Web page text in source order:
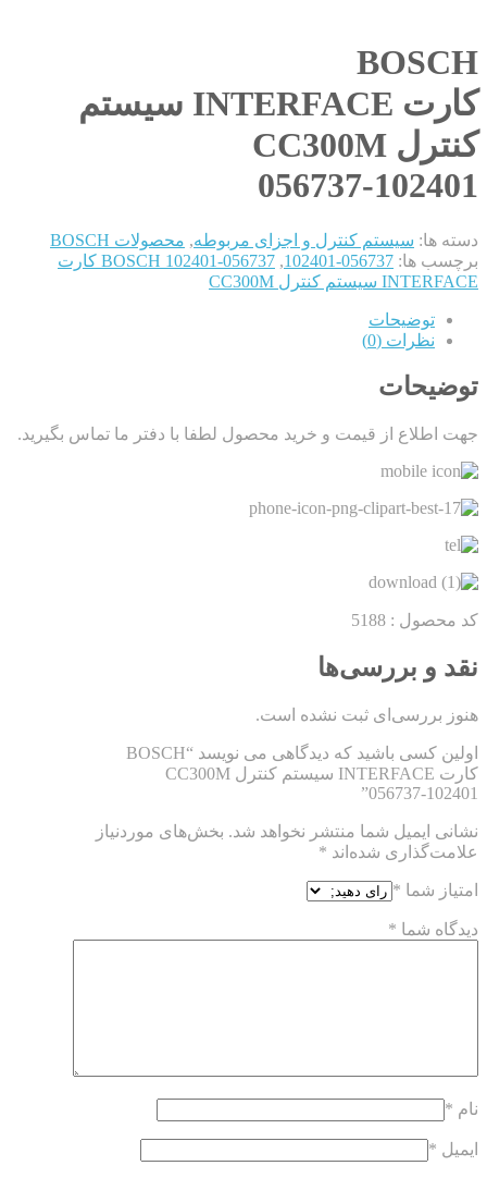
BOSCH
کارت INTERFACE سیستم
کنترل CC300M
056737-102401
دسته ها: سیستم کنترل و اجزای مربوطه, محصولات BOSCH
برچسب ها: 056737-102401
,
056737-102401 BOSCH کارت
INTERFACE سیستم کنترل CC300M
توضیحات
نظرات (0)
توضیحات
جهت اطلاع از قیمت و خرید محصول لطفا با دفتر ما تماس بگیرید.
کد محصول : 5188
نقد و بررسی‌ها
هنوز بررسی‌ای ثبت نشده است.
اولین کسی باشید که دیدگاهی می نویسد “BOSCH
کارت INTERFACE سیستم کنترل CC300M
056737-102401”
نشانی ایمیل شما منتشر نخواهد شد. بخش‌های موردنیاز
علامت‌گذاری شده‌اند *
امتیاز شما *
دیدگاه شما *
نام *
ایمیل *